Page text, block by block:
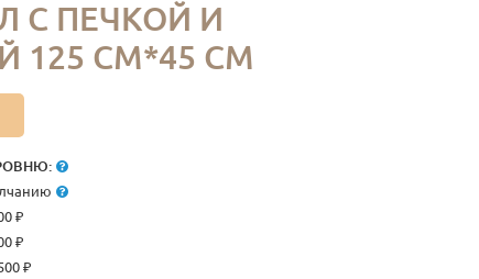
С ПЕЧКОЙ И
125 СМ*45 СМ
₽
₽
₽